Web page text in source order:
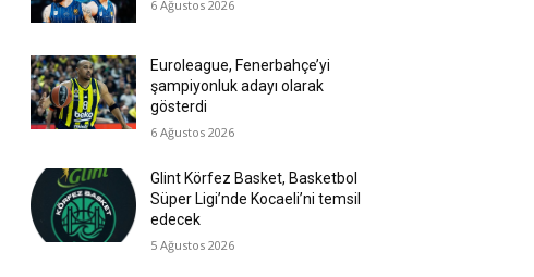
6 Ağustos 2026
Euroleague, Fenerbahçe’yi
şampiyonluk adayı olarak
gösterdi
6 Ağustos 2026
Glint Körfez Basket, Basketbol
Süper Ligi’nde Kocaeli’ni temsil
edecek
5 Ağustos 2026